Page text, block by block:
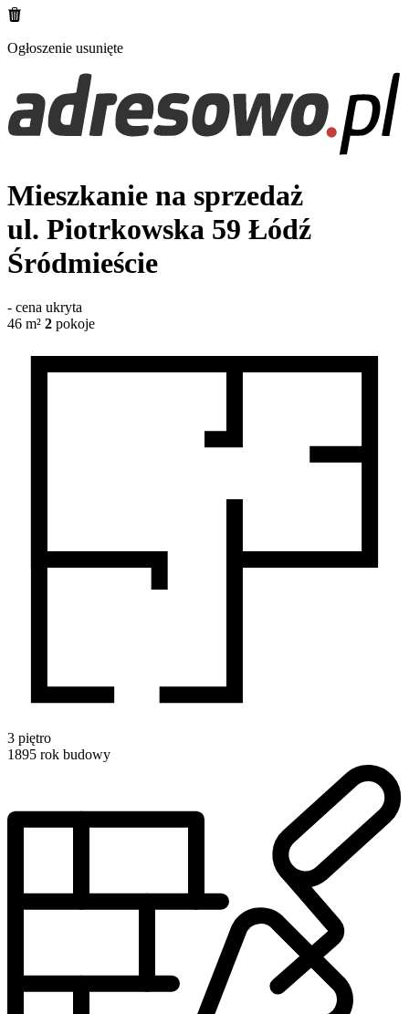
Ogłoszenie usunięte
Mieszkanie na sprzedaż
ul. Piotrkowska 59 Łódź
Śródmieście
- cena ukryta
46 m² 2 pokoje
3 piętro
1895 rok budowy